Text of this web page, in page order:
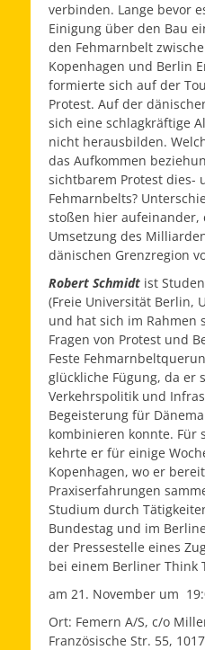
verbinden. Lange bevor
Einigung über den Bau
den Fehmarnbelt
Kopenhagen und Berlin
formierte sich auf der
Protest. Auf der
sich eine schlagkräftige
nicht herausbilden.
das Aufkommen
sichtbarem Protest dies-
Fehmarnbelts?
stoßen hier
Umsetzung des
dänischen Grenzregion
Robert Schmidt ist
(Freie Universität Berlin,
und hat sich im Rahmen
Fragen von Protest und
Feste
glückliche Fügung, da er
Verkehrspolitik und
Begeisterung für
kombinieren konnte. Für
kehrte er für einige
Kopenhagen, wo er
Praxiserfahrungen
Studium durch
Bundestag und im
der Pressestelle eines
bei einem Berliner Think
am 21. November um
Ort: Femern A/S, c/o
Französische Str. 55,